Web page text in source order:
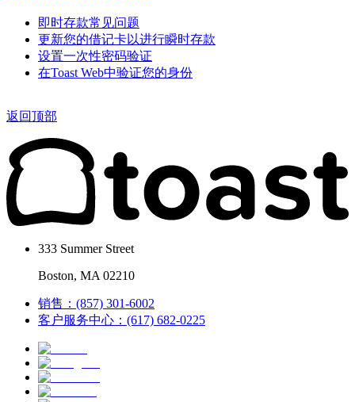
即时存款常见问题
更新您的借记卡以进行瞬时存款
设置一次性密码验证
在Toast Web中验证您的身份
返回顶部
333 Summer Street
Boston, MA 02210
销售：(857) 301-6002
客户服务中心：(617) 682-0225